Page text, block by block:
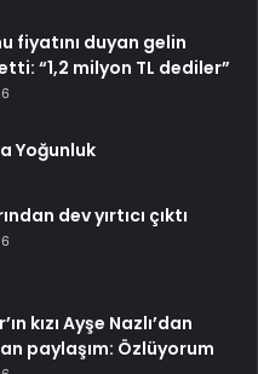
fiyatını duyan gelin
“1,2 milyon TL dediler”
Yoğunluk
dev yırtıcı çıktı
kızı Ayşe Nazlı’dan
paylaşım: Özlüyorum